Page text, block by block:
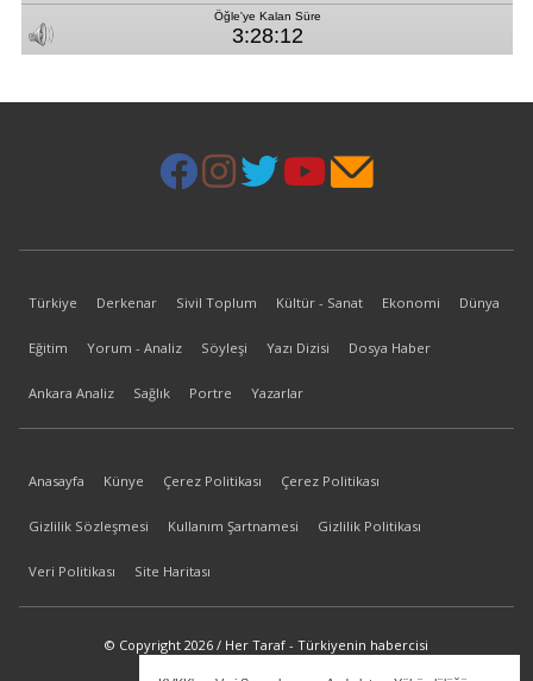
Türkiye Derkenar Sivil Toplum Kültür - Sanat Ekonomi Dünya
Eğitim Yorum - Analiz Söyleşi Yazı Dizisi Dosya Haber
Ankara Analiz Sağlık Portre Yazarlar
Anasayfa Künye Çerez Politikası Çerez Politikası
Gizlilik Sözleşmesi Kullanım Şartnamesi Gizlilik Politikası
Veri Politikası Site Haritası
© Copyright 2026 / Her Taraf - Türkiyenin habercisi